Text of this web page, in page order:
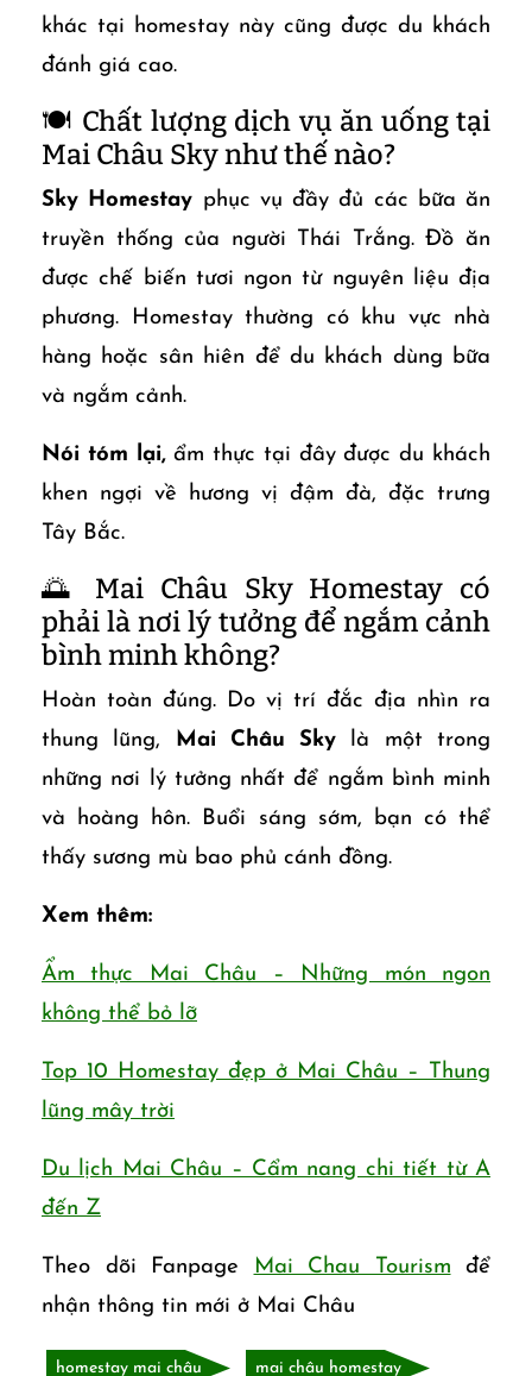
khác tại homestay này cũng được du khách
đánh giá cao.
🍽️ Chất lượng dịch vụ ăn uống tại
Mai Châu Sky như thế nào?
Sky Homestay phục vụ đầy đủ các bữa ăn
truyền thống của người Thái Trắng. Đồ ăn
được chế biến tươi ngon từ nguyên liệu địa
phương. Homestay thường có khu vực nhà
hàng hoặc sân hiên để du khách dùng bữa
và ngắm cảnh.
Nói tóm lại,ẩm thực tại đây được du khách
khen ngợi về hương vị đậm đà, đặc trưng
Tây Bắc.
🌅 Mai Châu Sky Homestay có
phải là nơi lý tưởng để ngắm cảnh
bình minh không?
Hoàn toàn đúng. Do vị trí đắc địa nhìn ra
thung lũng,
Mai Châu Sky là một trong
những nơi lý tưởng nhất để ngắm bình minh
và hoàng hôn. Buổi sáng sớm, bạn có thể
thấy sương mù bao phủ cánh đồng.
Xem thêm:
Ẩm thực Mai Châu – Những món ngon
không thể bỏ lỡ
Top 10 Homestay đẹp ở Mai Châu – Thung
lũng mây trời
Du lịch Mai Châu – Cẩm nang chi tiết từ A
đến Z
Theo dõi Fanpage Mai Chau Tourism để
nhận thông tin mới ở Mai Châu
homestay mai châu mai châu homestay